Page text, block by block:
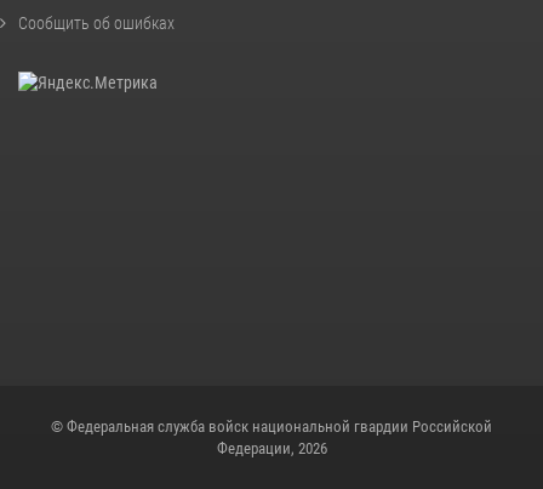
Сообщить об ошибках
© Федеральная служба войск национальной гвардии Российской
Федерации, 2026